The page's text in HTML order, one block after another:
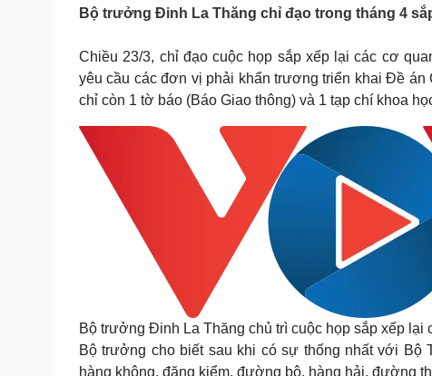
Pháp luật
Tin nóng
Tư vấn luật
Quân sự - Quốc phòng
Việt Nam
Phân tích
Sức khỏe
Dinh dưỡng - món ngon
Cây thuốc
Sản phụ khoa
Nhi khoa
Nam khoa
Làm đẹp - giảm cân
Phòng mạch online
Ăn sạch sống khỏe
Đời sống
Nhà đẹp
Blog
Tình yêu - Gia đình
Cải chính
Bộ trưởng Đinh La Thăng chỉ đạo trong tháng 4
Chiều 23/3, chỉ đạo cuộc họp sắp xếp lại các cơ
yêu cầu các đơn vị phải khẩn trương triển khai Đề án
chỉ còn 1 tờ báo (Báo Giao thông) và 1 tạp chí khoa
Bộ trưởng Đinh La Thăng chủ trì cuộc họp sắp xếp lại
Bộ trưởng cho biết sau khi có sự thống nhất với Bộ
hàng không, đăng kiểm, đường bộ, hàng hải, đường